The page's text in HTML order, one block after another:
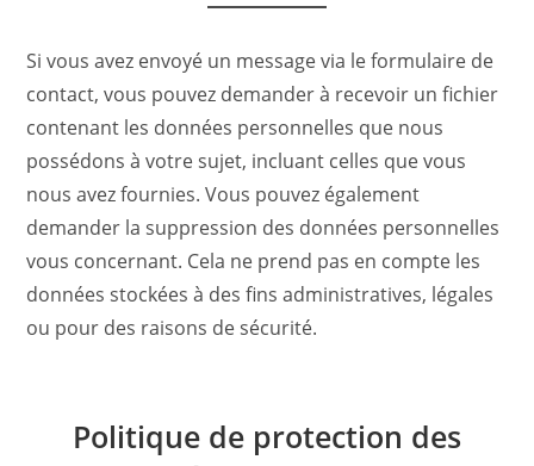
Si vous avez envoyé un message via le formulaire de
contact, vous pouvez demander à recevoir un fichier
contenant les données personnelles que nous
possédons à votre sujet, incluant celles que vous
nous avez fournies. Vous pouvez également
demander la suppression des données personnelles
vous concernant. Cela ne prend pas en compte les
données stockées à des fins administratives, légales
ou pour des raisons de sécurité.
Politique de protection des